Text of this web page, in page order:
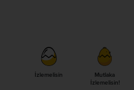
İzlemelisin
Mutlaka
İzlemelisin!